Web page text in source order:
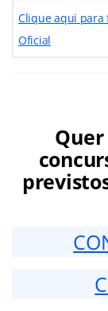
Clique aqui para
Oficial